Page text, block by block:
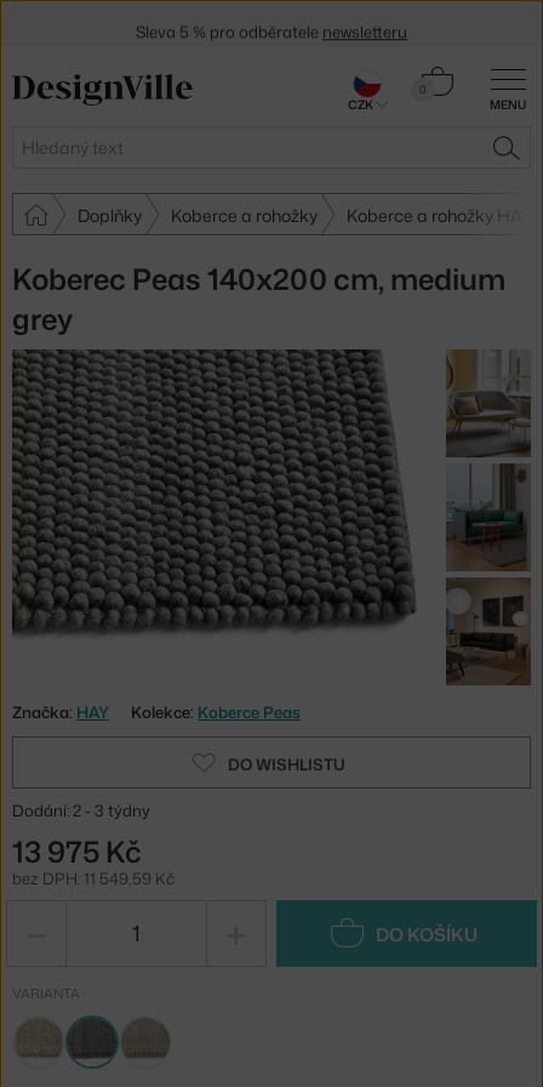
MENU
Hledat
0
Košík
Doplňky Koberce a rohožky Koberce a rohožky HAY
Koberec Peas 140x200 cm, medium
grey
Značka: HAY Kolekce: Koberce Peas
DO WISHLISTU
Dodání: 2 - 3 týdny
13 975 Kč
bez DPH: 11 549,59 Kč
DO KOŠÍKU
VARIANTA
Sleva 5 % pro odběratele newsletteru
CZK